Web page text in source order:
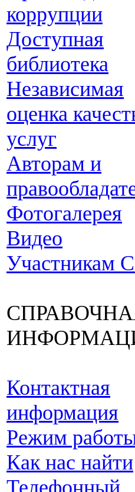
коррупции
Доступная
библиотека
Независимая
оценка
услуг
Авторам и
Фотогалерея
Видео
Участникам
Контактная
информация
Режим
Как нас найти
Телефонный